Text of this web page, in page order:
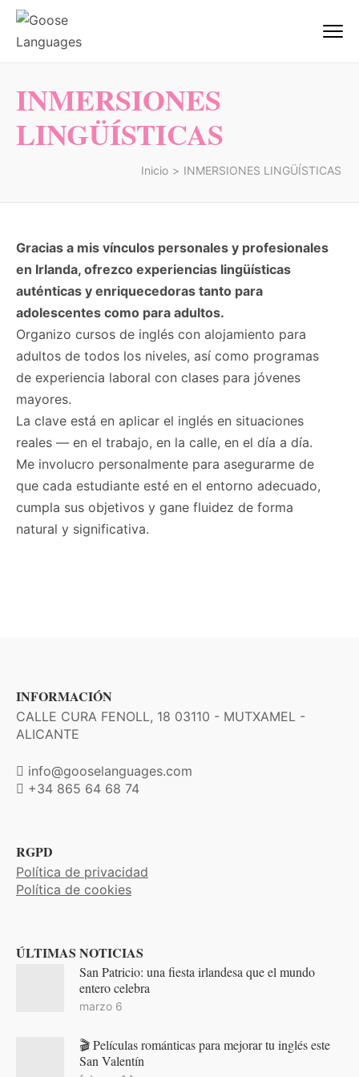
Saltar
contenido
Intro)
Goose Languages
Academia de Inglés Alicante | Goose
INMERSIONES
LINGÜÍSTICAS
Inicio > INMERSIONES LINGÜÍSTICAS
Gracias a mis vínculos personales y profesionales
en Irlanda, ofrezco experiencias lingüísticas
auténticas y enriquecedoras tanto para
adolescentes como para adultos.
Organizo cursos de inglés con alojamiento para
adultos de todos los niveles, así como programas
de experiencia laboral con clases para jóvenes
mayores.
La clave está en aplicar el inglés en situaciones
reales — en el trabajo, en la calle, en el día a día.
Me involucro personalmente para asegurarme de
que cada estudiante esté en el entorno adecuado,
cumpla sus objetivos y gane fluidez de forma
natural y significativa.
INFORMACIÓN
CALLE CURA FENOLL, 18 03110 - MUTXAMEL -
ALICANTE
info@gooselanguages.com
+34 865 64 68 74
RGPD
Política de privacidad
Política de cookies
ÚLTIMAS NOTICIAS
San Patricio: una fiesta irlandesa que el mundo
entero celebra
marzo 6
🎬 Películas románticas para mejorar tu inglés este
San Valentín